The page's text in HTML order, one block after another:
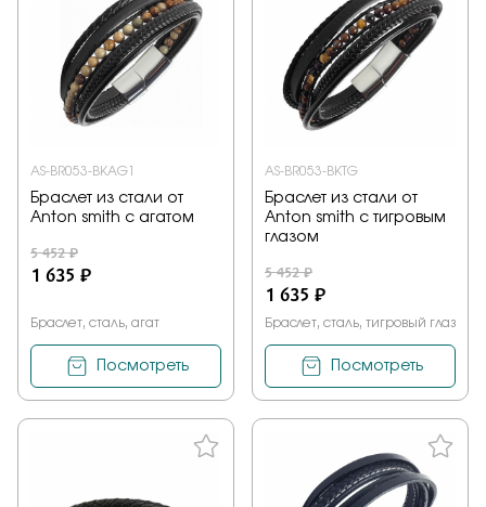
AS-BR053-BKAG1
Браслет из стали от
Anton smith с агатом
5 452 ₽
1 635 ₽
Браслет, сталь, агат
Посмотреть
AS-BR053-BKTG
Браслет из стали от
Anton smith с тигровым
глазом
5 452 ₽
1 635 ₽
Браслет, сталь, тигровый глаз
Посмотреть